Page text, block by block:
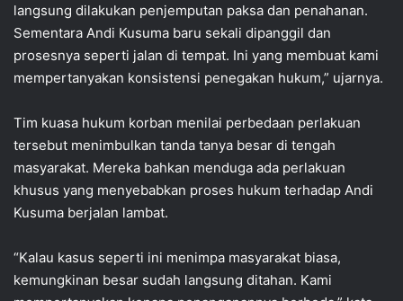
langsung dilakukan penjemputan paksa dan penahanan.
Sementara Andi Kusuma baru sekali dipanggil dan
prosesnya seperti jalan di tempat. Ini yang membuat kami
mempertanyakan konsistensi penegakan hukum,” ujarnya.
Tim kuasa hukum korban menilai perbedaan perlakuan
tersebut menimbulkan tanda tanya besar di tengah
masyarakat. Mereka bahkan menduga ada perlakuan
khusus yang menyebabkan proses hukum terhadap Andi
Kusuma berjalan lambat.
“Kalau kasus seperti ini menimpa masyarakat biasa,
kemungkinan besar sudah langsung ditahan. Kami